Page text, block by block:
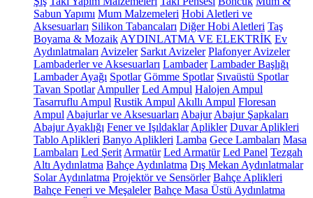
Sabun Yapımı Mum Malzemeleri Hobi Aletleri ve
Aksesuarları Silikon Tabancaları Diğer Hobi Aletleri Taş
Boyama & Mozaik AYDINLATMA VE ELEKTRİK Ev
Aydınlatmaları Avizeler Sarkıt Avizeler Plafonyer Avizeler
Lambaderler ve Aksesuarları Lambader Lambader Başlığı
Lambader Ayağı Spotlar Gömme Spotlar Sıvaüstü Spotlar
Tavan Spotlar Ampuller Led Ampul Halojen Ampul
Tasarruflu Ampul Rustik Ampul Akıllı Ampul Floresan
Ampul Abajurlar ve Aksesuarları Abajur Abajur Şapkaları
Abajur Ayaklığı Fener ve Işıldaklar Aplikler Duvar Aplikleri
Tablo Aplikleri Banyo Aplikleri Lamba Gece Lambaları Masa
Lambaları Led Şerit Armatür Led Armatür Led Panel Tezgah
Altı Aydınlatma Bahçe Aydınlatma Dış Mekan Aydınlatmalar
Solar Aydınlatma Projektör ve Sensörler Bahçe Aplikleri
Bahçe Feneri ve Meşaleler Bahçe Masa Üstü Aydınlatma